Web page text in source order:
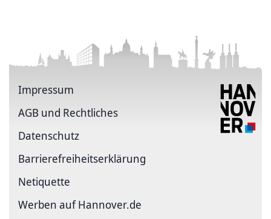
Impressum
AGB und Rechtliches
Datenschutz
Barriere­freiheits­erklärung
Netiquette
Werben auf Hannover.de